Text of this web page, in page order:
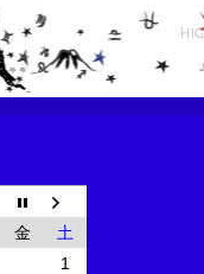
金
土
1